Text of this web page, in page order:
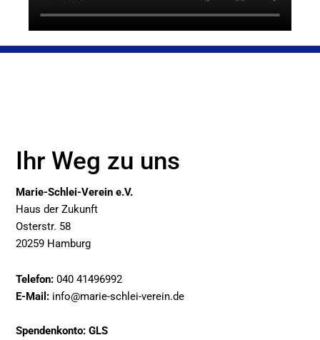
Ihr Weg zu uns
Marie-Schlei-Verein e.V.
Haus der Zukunft
Osterstr. 58
20259 Hamburg
Telefon: 040 41496992
E-Mail: info@marie-schlei-verein.de
Spendenkonto: GLS